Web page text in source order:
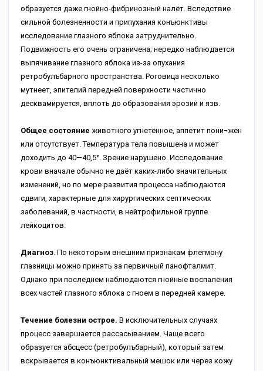
образуется даже гнойно-фибринозный налёт. Вследствие
сильной болезненности и припухания конъюнктивы
исследование глазного яблока затруднительно.
Подвижность его очень ограничена; нередко наблюдается
выпячивание глазного яблока из-за опухания
ретробулъбарного пространства. Роговица несколько
мутнеет, эпителий передней поверхности частично
десквамируется, вплоть до образования эрозий и язв.
Общее состояние животного угнетённое, аппетит пони¬жен
или отсутствует. Температура тела повышена и может
доходить до 40—40,5°. Зрение нарушено. Исследование
крови вначале обычно не даёт каких-либо значительных
изменений, но по мере развития процесса наблюдаются
сдвиги, характерные для хирургических септических
заболеваний, в частности, в нейтрофильной группе
лейкоцитов.
Диагноз. По некоторым внешним признакам флегмону
глазницы можно принять за первичный панофталмит.
Однако при последнем наблюдаются гнойные воспаления
всех частей глазного яблока с гноем в передней камере.
Течение болезни острое. В исключительных случаях
процесс завершается рассасыванием. Чаще всего
образуется абсцесс (ретробулъбарный), который затем
вскрывается в конъюнктивальный мешок или через кожу